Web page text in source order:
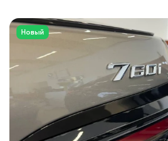
Новый